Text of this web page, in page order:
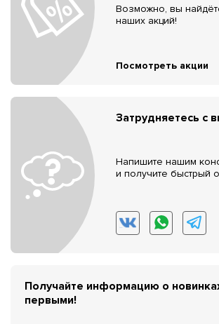
Возможно, вы
наших акций!
Посмотреть акции
Затрудняетесь с
Напишите нашим
и получите быстрый
Получайте информацию о
первыми!